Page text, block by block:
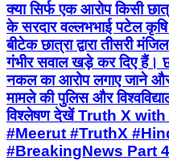
क्या सिर्फ एक आरोप किसी
के सरदार वल्लभभाई पटेल कृषि
बीटेक छात्रा द्वारा तीसरी
गंभीर सवाल खड़े कर दिए हैं।
नकल का आरोप लगाए जाने
मामले की पुलिस और
विश्लेषण देखें Truth X
#Meerut #TruthX
#BreakingNews Part 4